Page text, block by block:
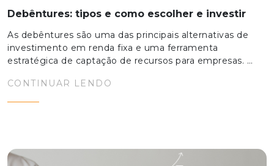
Debêntures: tipos e como escolher e investir
As debêntures são uma das principais alternativas de
investimento em renda fixa e uma ferramenta
estratégica de captação de recursos para empresas. …
CONTINUAR LENDO